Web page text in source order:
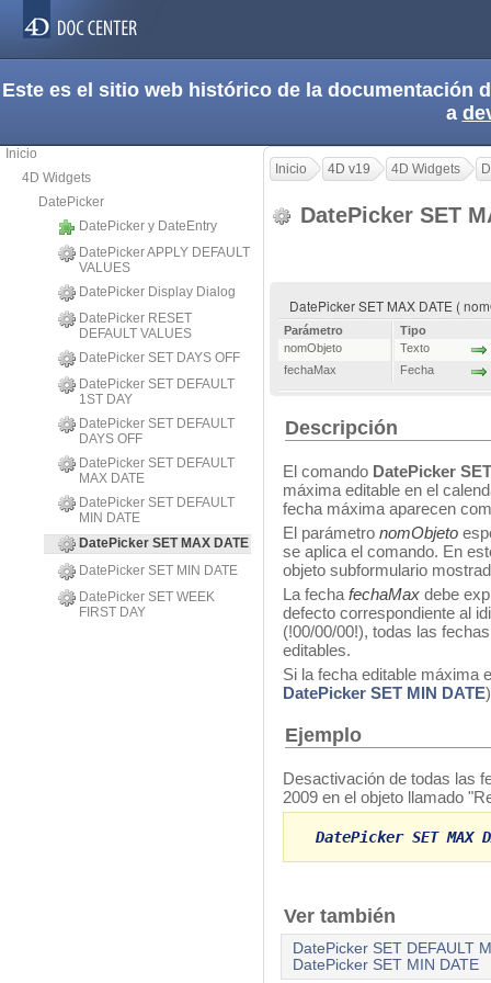
Este es el sitio web histórico de la documentación
a
Inicio
4D Widgets
DatePicker
DatePicker y DateEntry
DatePicker APPLY DEFAULT
VALUES
DatePicker Display Dialog
DatePicker RESET
DEFAULT VALUES
DatePicker SET DAYS OFF
DatePicker SET DEFAULT
1ST DAY
DatePicker SET DEFAULT
DAYS OFF
DatePicker SET DEFAULT
MAX DATE
DatePicker SET DEFAULT
MIN DATE
DatePicker SET MAX DATE
DatePicker SET MIN DATE
DatePicker SET WEEK
FIRST DAY
Inicio 4D v19 4D Widgets
DatePicker SET
DatePicker SET MAX DATE (
Parámetro
Tipo
nomObjeto
Texto
fechaMax
Fecha
Descripción
El comando DatePicker
máxima editable en el
fecha máxima aparecen
El parámetro nomObjeto
se aplica el comando. En
objeto subformulario
La fechafechaMax debe
defecto correspondiente al
(!00/00/00!), todas las
editables.
Si la fecha editable máxima
DatePicker SET MIN DATE
Ejemplo
Desactivación de todas las
2009 en el objeto llamado
DatePicker SET MAX
Ver también
DatePicker SET DEFAULT
DatePicker SET MIN DATE